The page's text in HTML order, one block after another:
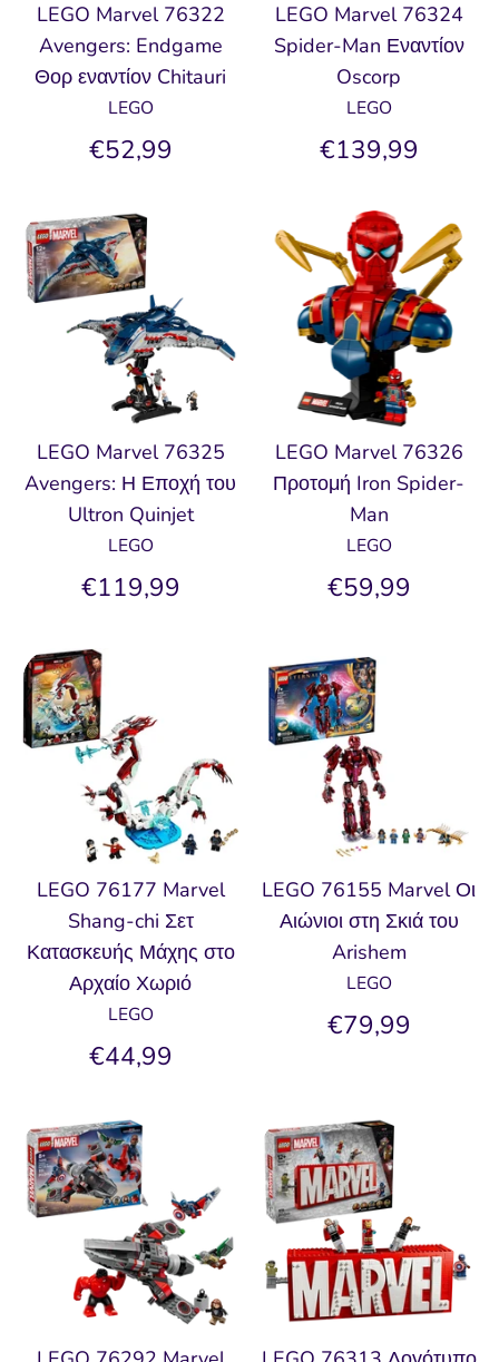
LEGO Marvel 76322
Avengers: Endgame
Θορ εναντίον Chitauri
LEGO
€52,99
LEGO Marvel 76324
Spider-Man Εναντίον
Oscorp
LEGO
€139,99
LEGO Marvel 76325
Avengers: Η Εποχή του
Ultron Quinjet
LEGO
€119,99
LEGO Marvel 76326
Προτομή Iron Spider-
Man
LEGO
€59,99
LEGO 76177 Marvel
Shang-chi Σετ
Κατασκευής Μάχης στο
Αρχαίο Χωριό
LEGO
€44,99
LEGO 76155 Marvel Οι
Αιώνιοι στη Σκιά του
Arishem
LEGO
€79,99